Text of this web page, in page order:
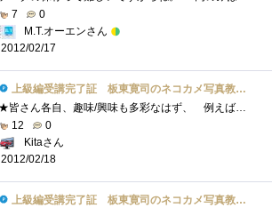
7
0
M.T.オーエンさん
2012/02/17
上級編受講完了証 板東寛司のネコカメ写真教室パート2
★皆さん各自、趣味/興味も多彩なはず、 例えば星座、ペット、城などの歴史的建造物、アンティーク、 各種スポーツ、旅行の思い出、レシピ�...
12
0
Kitaさん
2012/02/18
上級編受講完了証 板東寛司のネコカメ写真教室パート2